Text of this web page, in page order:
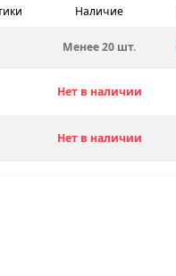
Наличие
Менее 20 шт.
Нет в наличии
Нет в наличии